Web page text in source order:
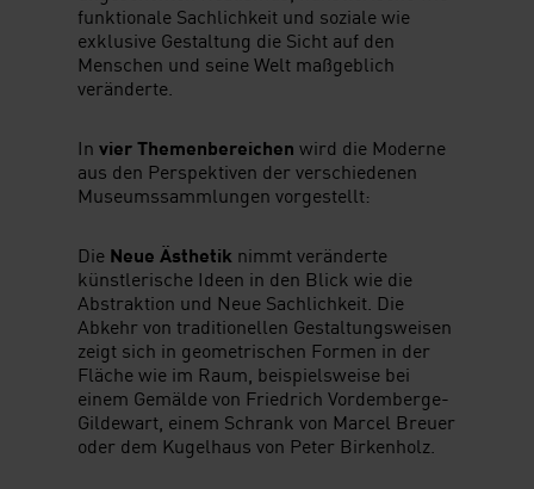
funktionale Sachlichkeit und soziale wie
exklusive Gestaltung die Sicht auf den
Menschen und seine Welt maßgeblich
veränderte.
In vier Themenbereichen wird die Moderne
aus den Perspektiven der verschiedenen
Museumssammlungen vorgestellt:
Die Neue Ästhetik nimmt veränderte
künstlerische Ideen in den Blick wie die
Abstraktion und Neue Sachlichkeit. Die
Abkehr von traditionellen Gestaltungsweisen
zeigt sich in geometrischen Formen in der
Fläche wie im Raum, beispielsweise bei
einem Gemälde von Friedrich Vordemberge-
Gildewart, einem Schrank von Marcel Breuer
oder dem Kugelhaus von Peter Birkenholz.